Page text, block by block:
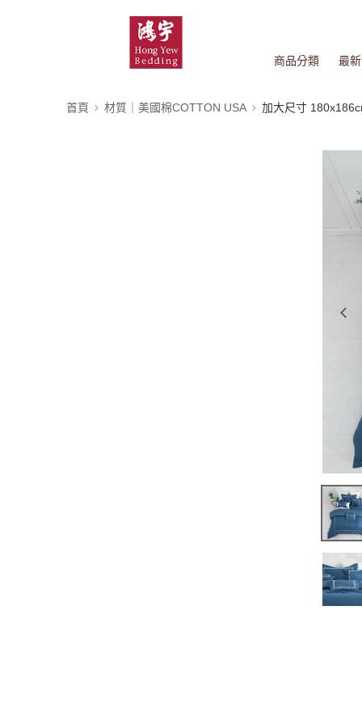
商品分類 最
首頁 材質｜美國棉COTTON USA 加大尺寸